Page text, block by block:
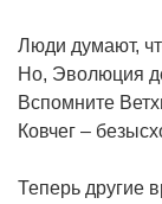
Люди думают,
Но, Эволюция
Вспомните
Ковчег –
Теперь другие